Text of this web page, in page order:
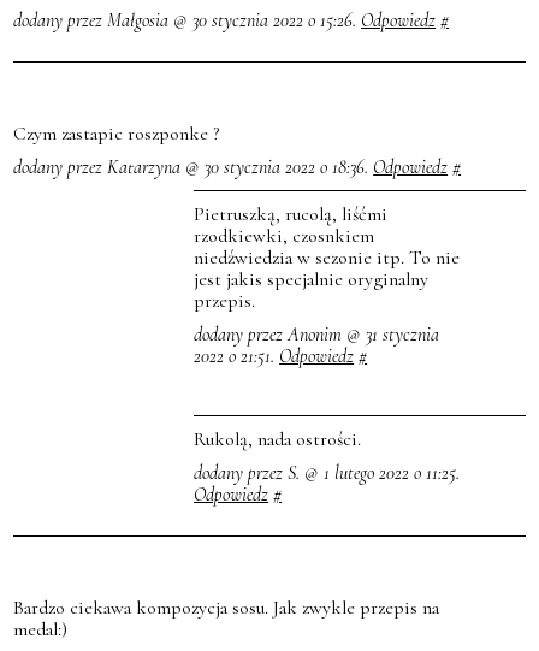
dodany przez Małgosia @ 30 stycznia 2022 o 15:26. Odpowiedz #
Czym zastapic roszponke ?
dodany przez Katarzyna @ 30 stycznia 2022 o 18:36. Odpowiedz #
Pietruszką, rucolą, liśćmi
rzodkiewki, czosnkiem
niedźwiedzia w sezonie itp. To nie
jest jakis specjalnie oryginalny
przepis.
dodany przez Anonim @ 31 stycznia
2022 o 21:51. Odpowiedz #
Rukolą, nada ostrości.
dodany przez S. @ 1 lutego 2022 o 11:25.
Odpowiedz #
Bardzo ciekawa kompozycja sosu. Jak zwykle przepis na
medal:)